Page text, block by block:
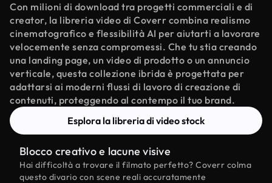
Con milioni di download tra progetti commerciali e di
creator, la libreria video di Coverr combina realismo
cinematografico e flessibilità AI per aiutarti a lavorare
velocemente senza compromessi. Che tu stia creando
una landing page, un video di prodotto o un annuncio
verticale, questa collezione ibrida è progettata per
adattarsi ai moderni flussi di lavoro di creazione di
contenuti, proteggendo al contempo il tuo brand.
Esplora la libreria di video stock
Blocco creativo e lacune visive
Hai difficoltà a trovare il filmato perfetto? Coverr colma
questo divario con scene reali accuratamente